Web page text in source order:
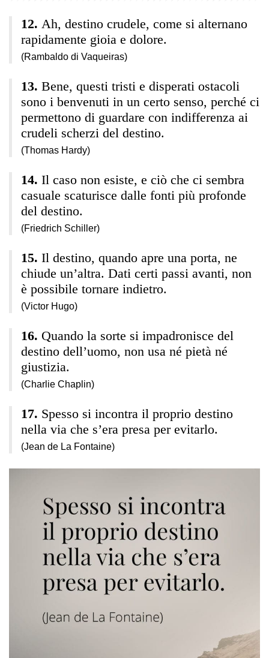
Ah, destino crudele, come si alternano
rapidamente gioia e dolore.
(Rambaldo di Vaqueiras)
Bene, questi tristi e disperati ostacoli
sono i benvenuti in un certo senso, perché ci
permettono di guardare con indifferenza ai
crudeli scherzi del destino.
(Thomas Hardy)
Il caso non esiste, e ciò che ci sembra
casuale scaturisce dalle fonti più profonde
del destino.
(Friedrich Schiller)
Il destino, quando apre una porta, ne
chiude un’altra. Dati certi passi avanti, non
è possibile tornare indietro.
(Victor Hugo)
Quando la sorte si impadronisce del
destino dell’uomo, non usa né pietà né
giustizia.
(Charlie Chaplin)
Spesso si incontra il proprio destino
nella via che s’era presa per evitarlo.
(Jean de La Fontaine)